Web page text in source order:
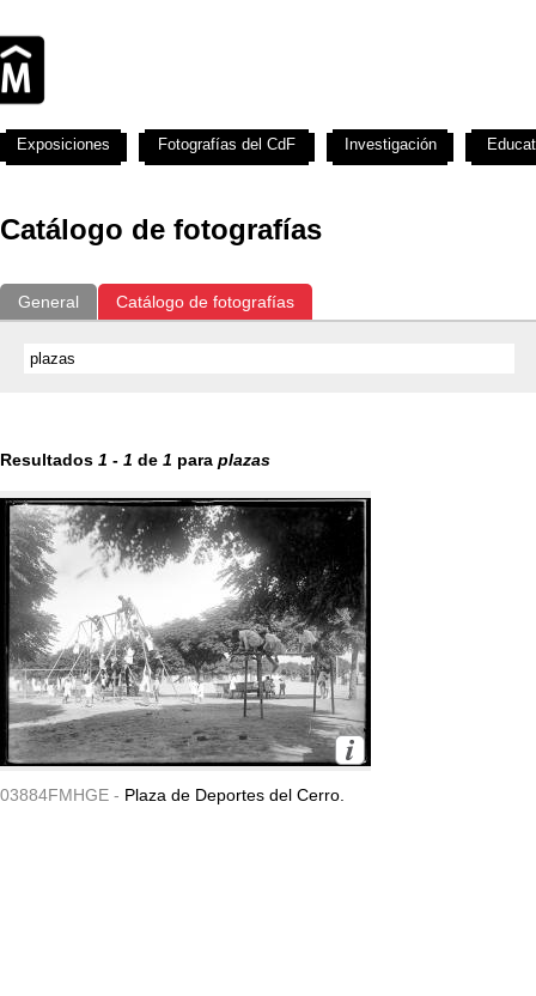
Catálogo de fotografías
General Catálogo de fotografías
Resultados 1 - 1 de 1 para plazas
03884FMHGE - Plaza de Deportes del Cerro.
Exposiciones Fotografías del CdF Investigación